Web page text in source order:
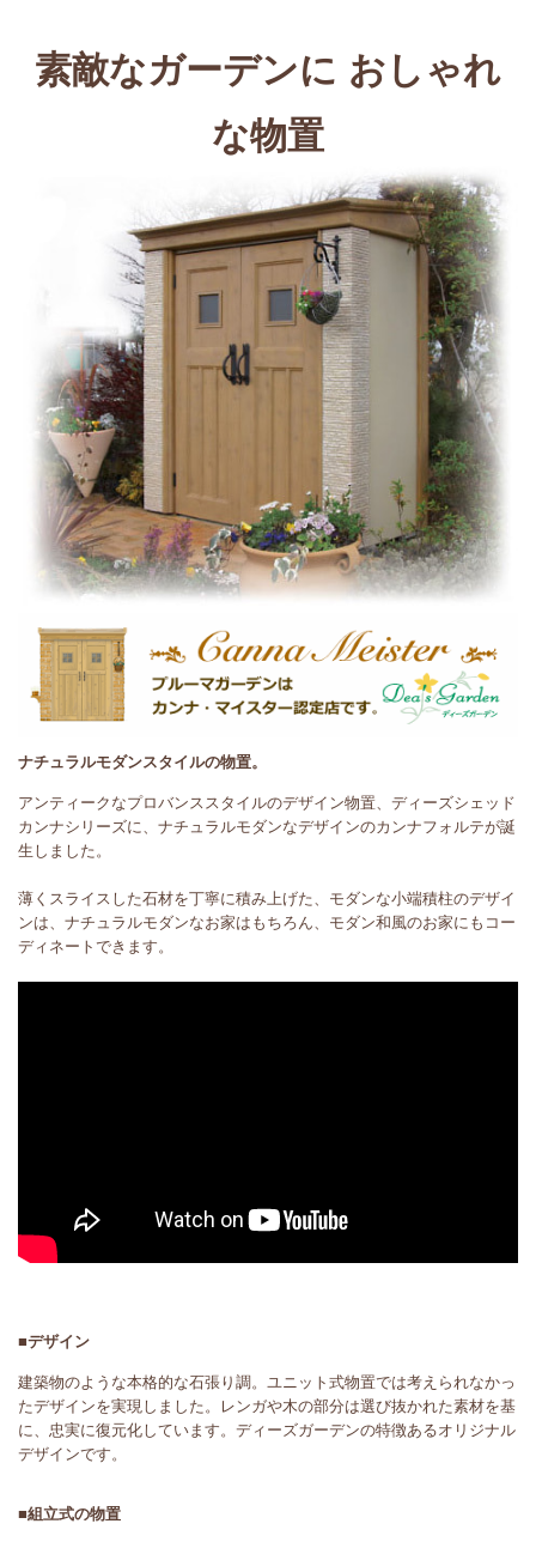
素敵なガーデンに おしゃれ
な物置
ナチュラルモダンスタイルの物置。
アンティークなプロバンススタイルのデザイン物置、ディーズシェッド
カンナシリーズに、ナチュラルモダンなデザインのカンナフォルテが誕
生しました。
薄くスライスした石材を丁寧に積み上げた、モダンな小端積柱のデザイ
ンは、ナチュラルモダンなお家はもちろん、モダン和風のお家にもコー
ディネートできます。
■デザイン
建築物のような本格的な石張り調。ユニット式物置では考えられなかっ
たデザインを実現しました。レンガや木の部分は選び抜かれた素材を基
に、忠実に復元化しています。ディーズガーデンの特徴あるオリジナル
デザインです。
■組立式の物置